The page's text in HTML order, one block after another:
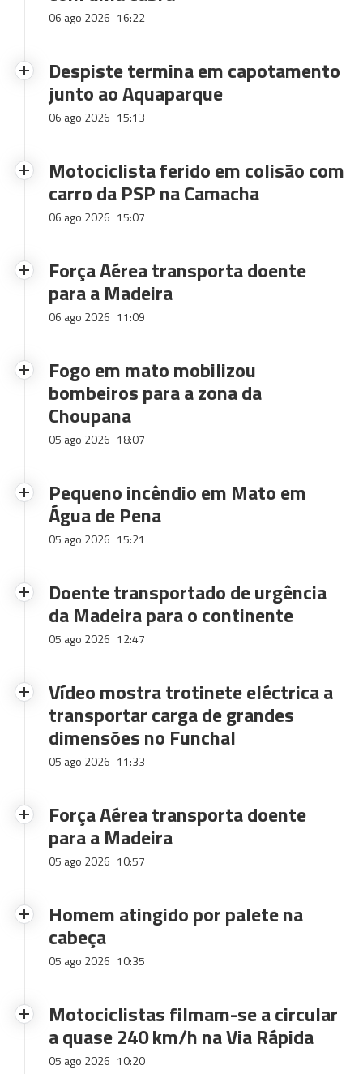
06 ago 2026 16:22
Despiste termina em capotamento
junto ao Aquaparque
06 ago 2026 15:13
Motociclista ferido em colisão com
carro da PSP na Camacha
06 ago 2026 15:07
Força Aérea transporta doente
para a Madeira
06 ago 2026 11:09
Fogo em mato mobilizou
bombeiros para a zona da
Choupana
05 ago 2026 18:07
Pequeno incêndio em Mato em
Água de Pena
05 ago 2026 15:21
Doente transportado de urgência
da Madeira para o continente
05 ago 2026 12:47
Vídeo mostra trotinete eléctrica a
transportar carga de grandes
dimensões no Funchal
05 ago 2026 11:33
Força Aérea transporta doente
para a Madeira
05 ago 2026 10:57
Homem atingido por palete na
cabeça
05 ago 2026 10:35
Motociclistas filmam-se a circular
a quase 240 km/h na Via Rápida
05 ago 2026 10:20